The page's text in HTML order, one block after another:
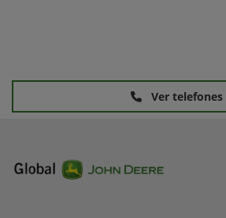
Ver telefones